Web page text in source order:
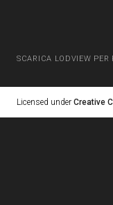
SCARICA LODVIEW
Licensed under Creative